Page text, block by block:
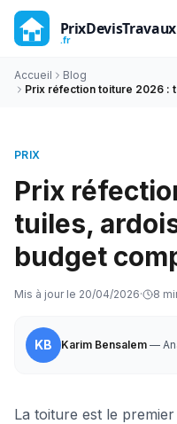
Accueil
Blog
Prix réfection toiture 2026 :
PRIX
Prix
tuiles,
budget
Mis à jour le 20/04/2026· 8
KB Karim Bensalem —
La toiture est le